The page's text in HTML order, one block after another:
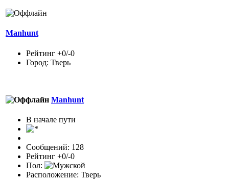
Manhunt
Рейтинг +0/-0
Город: Тверь
Manhunt
В начале пути
Сообщений: 128
Рейтинг +0/-0
Пол:
Расположение: Тверь